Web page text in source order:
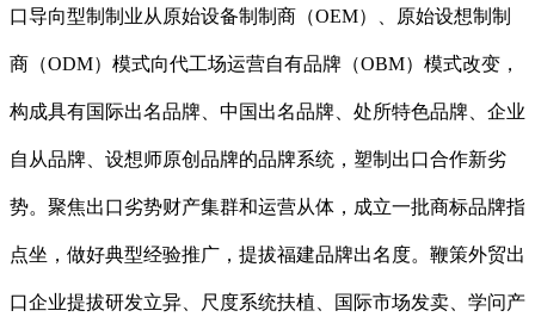
口导向型制制业从原始设备制制商（OEM）、原始设想制制
商（ODM）模式向代工场运营自有品牌（OBM）模式改变，
构成具有国际出名品牌、中国出名品牌、处所特色品牌、企业
自从品牌、设想师原创品牌的品牌系统，塑制出口合作新劣
势。聚焦出口劣势财产集群和运营从体，成立一批商标品牌指
点坐，做好典型经验推广，提拔福建品牌出名度。鞭策外贸出
口企业提拔研发立异、尺度系统扶植、国际市场发卖、学问产